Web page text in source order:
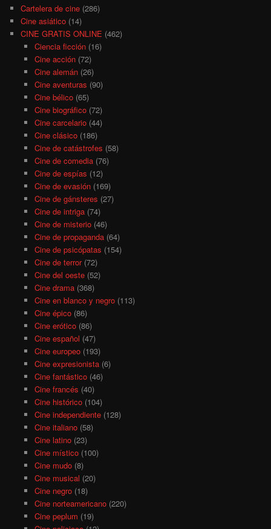
Cartelera de cine (286)
Cine asiático (14)
CINE GRATIS ONLINE (462)
Ciencia ficción(16)
Cine acción(72)
Cine alemán(26)
Cine aventuras (90)
Cine bélico(65)
Cine biográfico(72)
Cine carcelario(44)
Cine clásico(186)
Cine de catástrofes (58)
Cine de comedia(76)
Cine de espías (12)
Cine de evasión(169)
Cine de gánsteres (27)
Cine de intriga(74)
Cine de misterio(46)
Cine de propaganda(64)
Cine de psicópatas (154)
Cine de terror(72)
Cine del oeste(52)
Cine drama(368)
Cine en blanco y negro(113)
Cine épico(86)
Cine erótico(86)
Cine español (47)
Cine europeo(193)
Cine expresionista(6)
Cine fantástico(46)
Cine francés (40)
Cine histórico(104)
Cine independiente(128)
Cine italiano(58)
Cine latino(23)
Cine místico(100)
Cine mudo(8)
Cine musical (20)
Cine negro(18)
Cine norteamericano(220)
Cine peplum (19)